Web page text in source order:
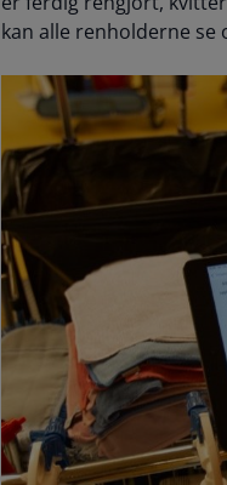
kan alle renholderne se